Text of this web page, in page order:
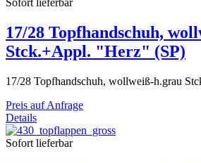
Sofort lieferbar
17/28 Topfhandschuh,
Stck.+Appl. "Herz" (SP)
17/28 Topfhandschuh, wollweiß-h.grau
Preis auf Anfrage
Details
Sofort lieferbar